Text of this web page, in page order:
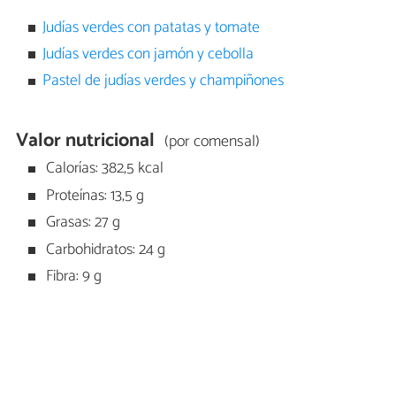
Judías verdes con patatas y tomate
Judías verdes con jamón y cebolla
Pastel de judías verdes y champiñones
Valor nutricional (por comensal)
Calorías: 382,5 kcal
Proteínas: 13,5 g
Grasas: 27 g
Carbohidratos: 24 g
Fibra: 9 g